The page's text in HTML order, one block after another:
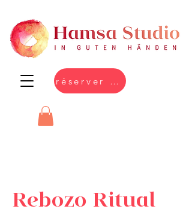
réserver en ligne
Rebozo Ritual